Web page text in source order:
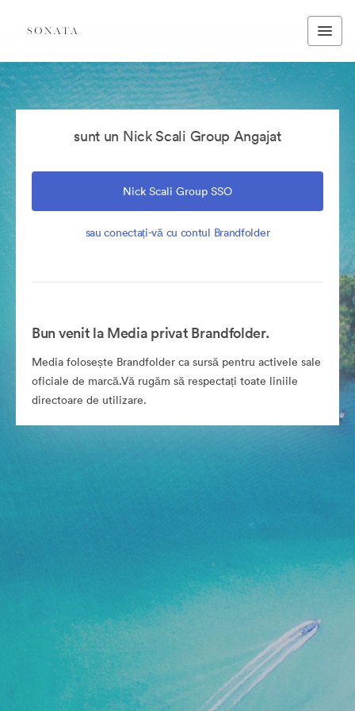
sunt un Nick Scali Group Angajat
Nick Scali Group SSO
sau conectați-vă cu contul Brandfolder
Bun venit la Media privat Brandfolder.
Media folosește Brandfolder ca sursă pentru activele sale
oficiale de marcă.Vă rugăm să respectați toate liniile
directoare de utilizare.